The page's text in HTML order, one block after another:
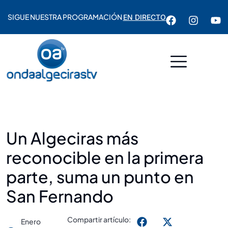
SIGUE NUESTRA PROGRAMACIÓNEN DIRECTO
Un Algeciras más
reconocible en la primera
parte, suma un punto en
San Fernando
Enero
Compartir artículo: